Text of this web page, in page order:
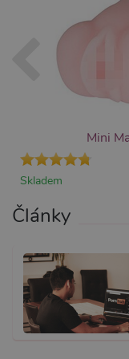
Mini
Skladem
Články